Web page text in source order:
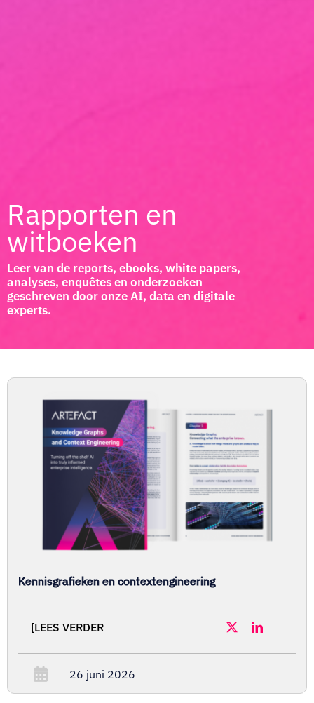
Rapporten en
witboeken
Leer van de reports, ebooks, white papers,
analyses, enquêtes en onderzoeken
geschreven door onze AI, data en digitale
experts.
Kennisgrafieken en contextengineering
[LEES VERDER
26 juni 2026